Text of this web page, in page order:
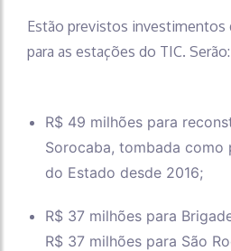
Estão previstos investimentos
para as estações do TIC. Serão:
R$ 49 milhões para
Sorocaba, tombada
do Estado desde 2016;
R$ 37 milhões para
R$ 37 milhões para São